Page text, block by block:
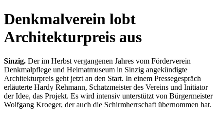
Denkmalverein lobt
Architekturpreis aus
Sinzig. Der im Herbst vergangenen Jahres vom Förderverein
Denkmalpflege und Heimatmuseum in Sinzig angekündigte
Architekturpreis geht jetzt an den Start. In einem Pressegespräch
erläuterte Hardy Rehmann, Schatzmeister des Vereins und Initiator
der Idee, das Projekt. Es wird intensiv unterstützt von Bürgermeister
Wolfgang Kroeger, der auch die Schirmherrschaft übernommen hat.